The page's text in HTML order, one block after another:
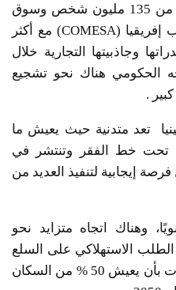
إفريقيا الضخم (EAC) مع أكثر من 135 مليون شخص وسوق
السوق المشتركة لشرق وجنوب إفريقيا (COMESA) مع أكثر
وجاذبيتها التجارية خلال
الحكومي هناك نحو تشجيع
.
تعد متدنية حيث يعيش ما
تحت خط الفقر وتنتشر في
فرصة إيجابية لتنفيذ العديد من
بمعدل 2.7 % سنويًا، وهناك اتجاه متزايد نحو
الاستهلاكي على السلع
ذات القيمة العالية، وسط توقعات بأن يعيش 50 % من السكان